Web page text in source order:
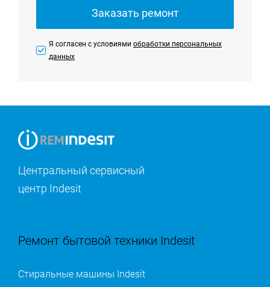
Заказать ремонт
Я согласен с условиями обработки персональных
данных
Центральный сервисный
центр Indesit
Ремонт бытовой техники Indesit
Стиральные машины Indesit